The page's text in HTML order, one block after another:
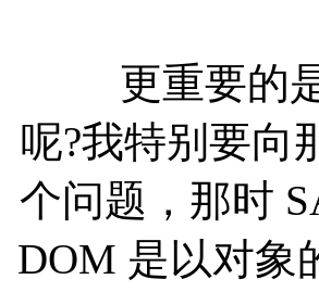
更重要的是
呢?我特别要向
个问题，那时
DOM 是以对象